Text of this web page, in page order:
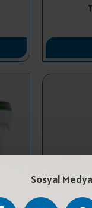
Sosyal Medya